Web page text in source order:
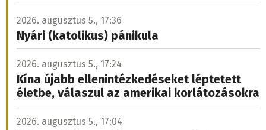
2026. augusztus 5., 17:36
Nyári (katolikus) pánikula
2026. augusztus 5., 17:24
Kína újabb ellenintézkedéseket léptetett
életbe, válaszul az amerikai korlátozásokra
2026. augusztus 5., 17:04